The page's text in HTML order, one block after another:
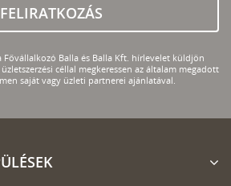
FELIRATKOZÁS
Fővállalkozó Balla és Balla Kft. hírlevelet küldjön
céllal megkeressen az általam megadott
saját vagy üzleti partnerei ajánlatával.